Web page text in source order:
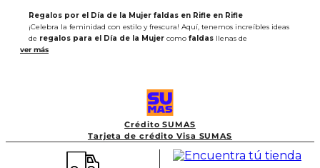
Regalos por el Día de la Mujer faldas en Rifle en Rifle
¡Celebra la feminidad con estilo y frescura! Aquí, tenemos increíbles ideas
de regalos para el Día de la Mujer como faldas llenas de
personalidad.
Crédito SUMAS
Tarjeta de crédito Visa SUMAS